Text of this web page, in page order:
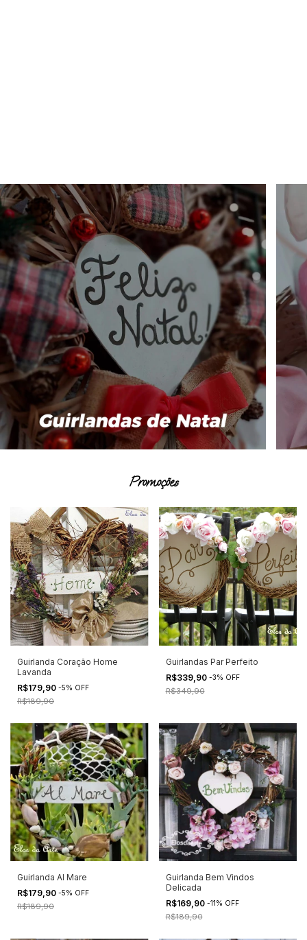
Promoções
Guirlanda Coração Home
Lavanda
R$179,90 -5% OFF
R$189,90
Guirlandas Par Perfeito
R$339,90 -3% OFF
R$349,90
Guirlanda Al Mare
R$179,90 -5% OFF
R$189,90
Guirlanda Bem Vindos
Delicada
R$169,90 -11 % OFF
R$189,90